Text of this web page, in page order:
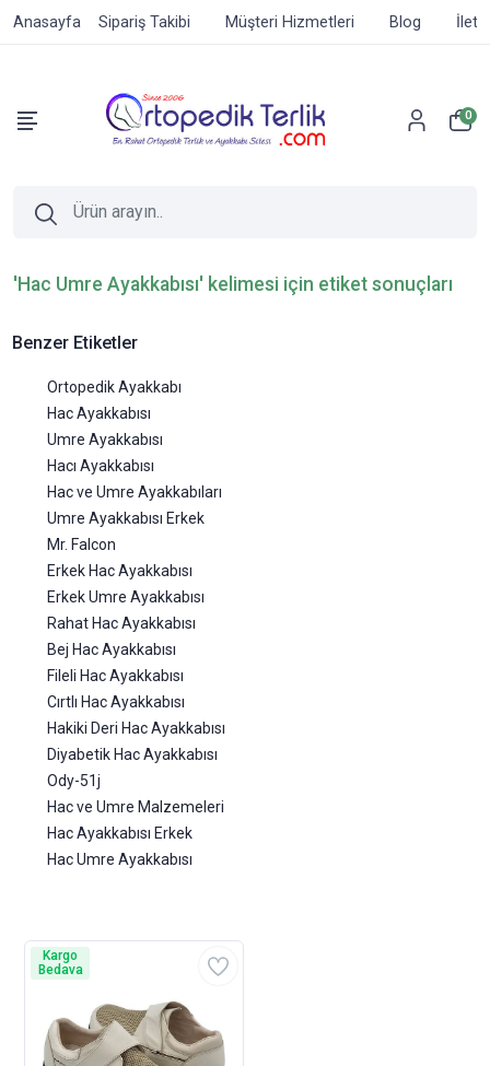
Anasayfa Sipariş Takibi Müşteri Hizmetleri Blog
0
'Hac Umre Ayakkabısı' kelimesi için etiket sonuçları
Benzer Etiketler
Ortopedik Ayakkabı
Hac Ayakkabısı
Umre Ayakkabısı
Hacı Ayakkabısı
Hac ve Umre Ayakkabıları
Umre Ayakkabısı Erkek
Mr. Falcon
Erkek Hac Ayakkabısı
Erkek Umre Ayakkabısı
Rahat Hac Ayakkabısı
Bej Hac Ayakkabısı
Fileli Hac Ayakkabısı
Cırtlı Hac Ayakkabısı
Hakiki Deri Hac Ayakkabısı
Diyabetik Hac Ayakkabısı
Ody-51j
Hac ve Umre Malzemeleri
Hac Ayakkabısı Erkek
Hac Umre Ayakkabısı
Kargo
Bedava